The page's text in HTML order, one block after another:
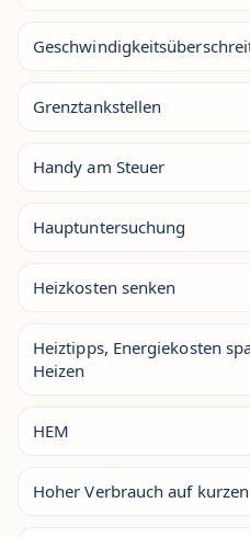
Grenztankstellen
Handy am Steuer
Hauptuntersuchung
Heizkosten senken
Heiztipps, Energiekosten
Heizen
HEM
Hoher Verbrauch auf